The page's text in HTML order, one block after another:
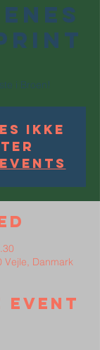
i Broen!
ikke
Vejle, Danmark
event